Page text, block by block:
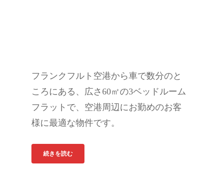
フランクフルト空港から車で数分のと
ころにある、広さ60㎡の3ベッドルーム
フラットで、空港周辺にお勤めのお客
様に最適な物件です。
続きを読む